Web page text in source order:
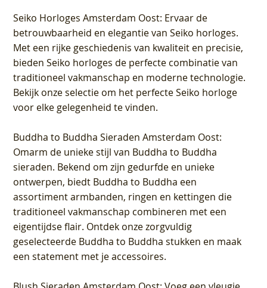
Seiko Horloges Amsterdam Oost: Ervaar de
betrouwbaarheid en elegantie van Seiko horloges.
Met een rijke geschiedenis van kwaliteit en precisie,
bieden Seiko horloges de perfecte combinatie van
traditioneel vakmanschap en moderne technologie.
Bekijk onze selectie om het perfecte Seiko horloge
voor elke gelegenheid te vinden.
Buddha to Buddha Sieraden Amsterdam Oost:
Omarm de unieke stijl van Buddha to Buddha
sieraden. Bekend om zijn gedurfde en unieke
ontwerpen, biedt Buddha to Buddha een
assortiment armbanden, ringen en kettingen die
traditioneel vakmanschap combineren met een
eigentijdse flair. Ontdek onze zorgvuldig
geselecteerde Buddha to Buddha stukken en maak
een statement met je accessoires.